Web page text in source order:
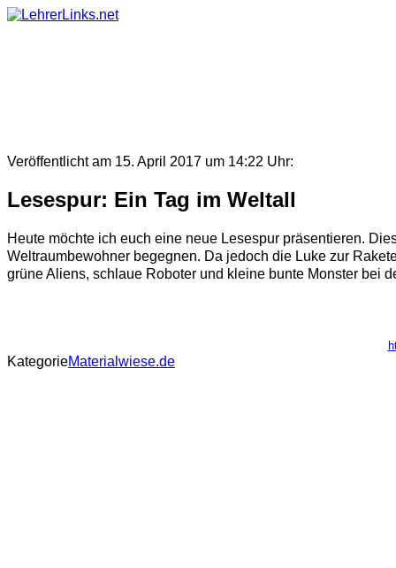
Skip
Veröffentlicht am 15. April 2017 um 14:22 Uhr:
Lesespur: Ein Tag im Weltall
Heute möchte ich euch eine neue Lesespur präsentieren.
Weltraumbewohner begegnen. Da jedoch die Luke zur
grüne Aliens, schlaue Roboter und kleine bunte Monster bei
KategorieMaterialwiese.de